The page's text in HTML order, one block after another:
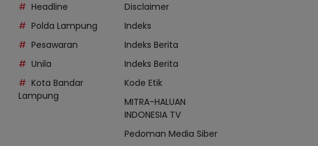
Headline
Polda Lampung
Pesawaran
Unila
Kota Bandar
Lampung
Disclaimer
Indeks
Indeks Berita
Indeks Berita
Kode Etik
MITRA-HALUAN
INDONESIA TV
Pedoman Media Siber